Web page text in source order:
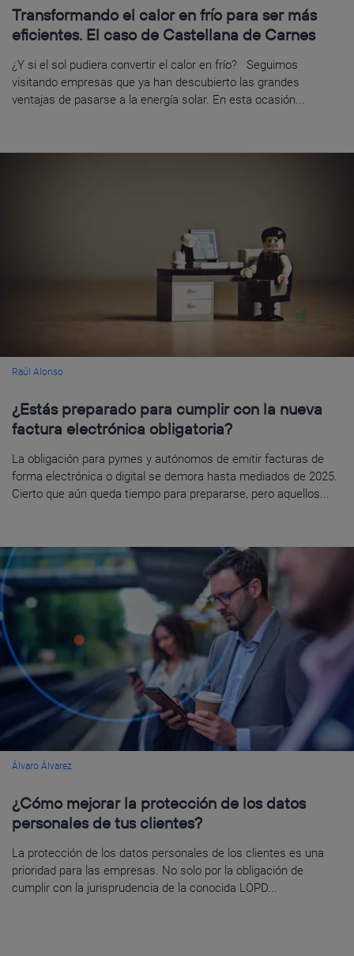
Transformando el calor en frío para ser más
eficientes. El caso de Castellana de Carnes
¿Y si el sol pudiera convertir el calor en frío? Seguimos
visitando empresas que ya han descubierto las grandes
ventajas de pasarse a la energía solar. En esta ocasión...
Raúl Alonso
¿Estás preparado para cumplir con la nueva
factura electrónica obligatoria?
La obligación para pymes y autónomos de emitir facturas de
forma electrónica o digital se demora hasta mediados de 2025.
Cierto que aún queda tiempo para prepararse, pero aquellos...
Álvaro Álvarez
¿Cómo mejorar la protección de los datos
personales de tus clientes?
La protección de los datos personales de los clientes es una
prioridad para las empresas. No solo por la obligación de
cumplir con la jurisprudencia de la conocida LOPD...